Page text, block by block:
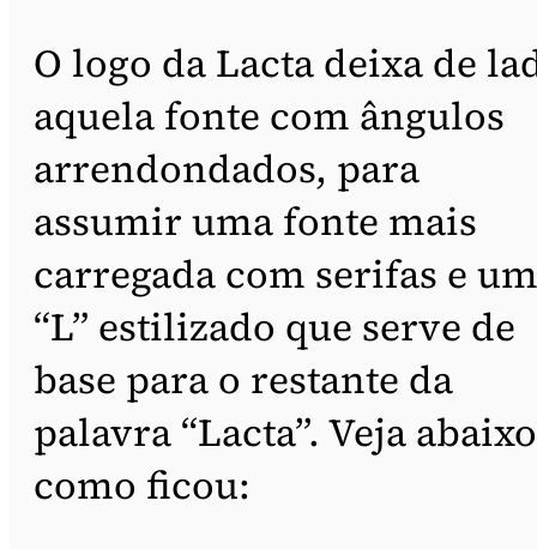
O logo da Lacta deixa de
aquela fonte com ângulos
arrendondados, para
assumir uma fonte mais
carregada com serifas e um
“L” estilizado que serve de
base para o restante da
palavra “Lacta”. Veja abaixo
como ficou: